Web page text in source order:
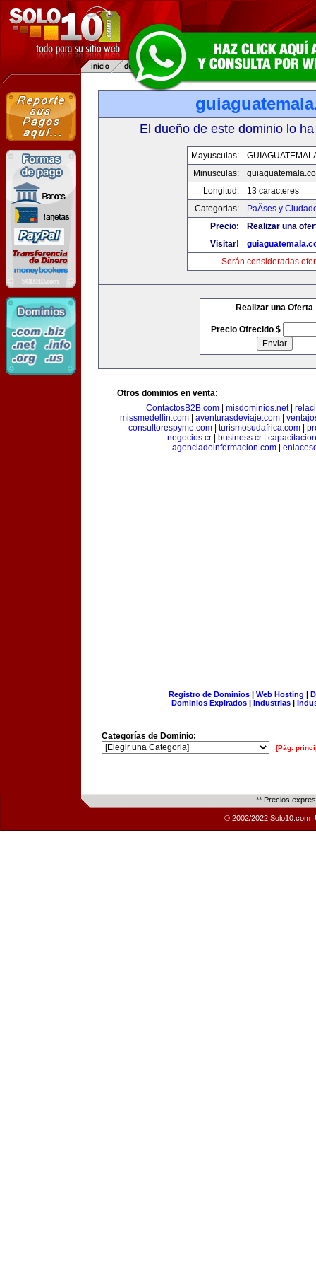
El dueño de este dominio lo
Mayusculas:
Minusculas:
Longitud:
13 caracteres
Categorias:
PaÃ­ses y
Precio:
Realizar una
Visitar!
Serán consideradas
Realizar una Oferta
Precio Ofrecido $
Otros dominios en venta:
ContactosB2B.com
misdominios.net|
missmedellin.com
aventurasdeviaje.com
consultorespyme.com| turismosudafrica.com|
negocios.cr| business.cr|
agenciadeinformacion.com
Registro de Dominios| Web Hosting |
Dominios Expirados | Industrias |
Categorías de Dominio:
[Pág.
** Precios
© 2002/2022 Solo10.com